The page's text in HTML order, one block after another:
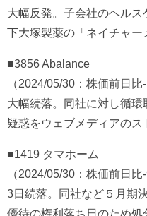
大幅反発。子会社のヘル
下大塚製薬の「ネイチャー
■3856 Abalance
（2024/05/30：株価前日比
大幅続落。同社に対し循
疑惑をウェブメディアのス
■1419 タマホーム
（2024/05/30：株価前日比
3日続落。同社など５月期
優待の権利落ち日のため処